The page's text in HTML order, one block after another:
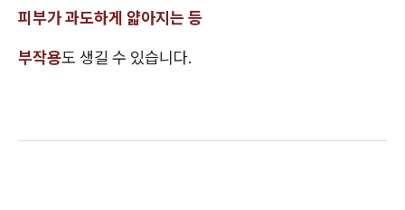
피부가 과도하게 얇아지는 등
부작용도 생길 수 있습니다.